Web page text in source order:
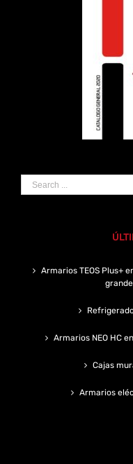
Search
for:
Armarios TEOS Plus+
Armarios NEO HC
Cajas
Armarios